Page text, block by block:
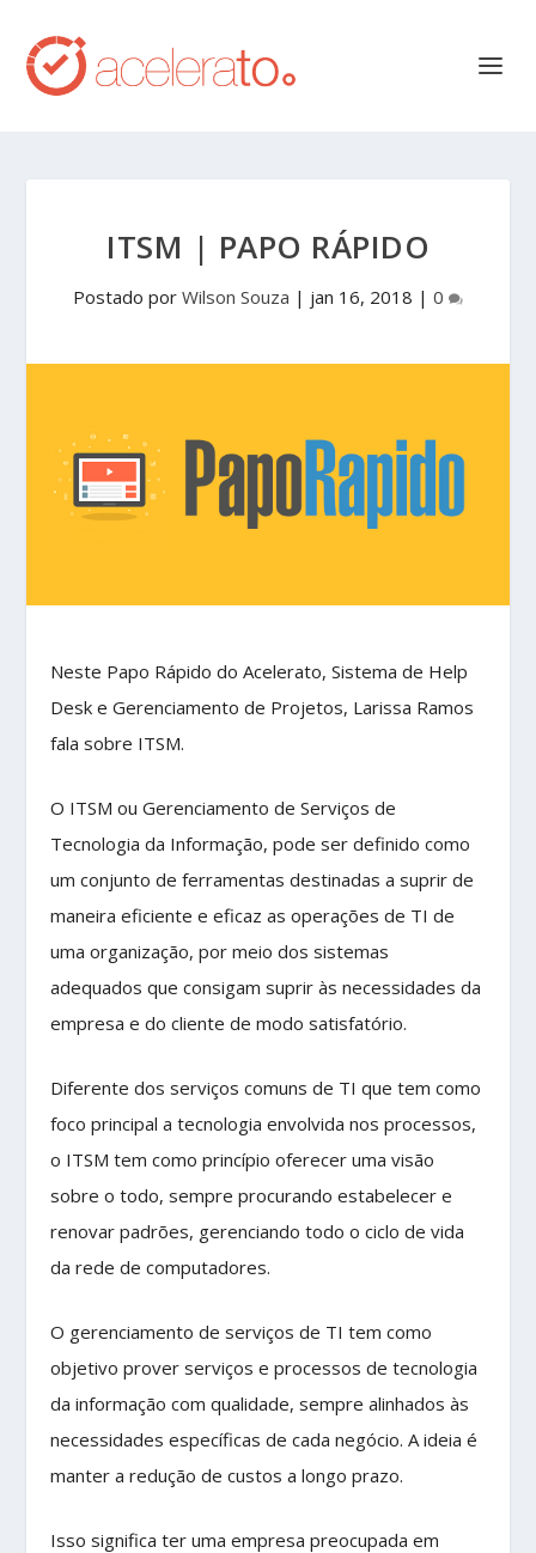
ITSM | PAPO RÁPIDO
Postado por Wilson Souza | jan 16, 2018 | 0
Neste Papo Rápido do Acelerato, Sistema de Help
Desk e Gerenciamento de Projetos, Larissa Ramos
fala sobre ITSM.
O ITSM ou Gerenciamento de Serviços de
Tecnologia da Informação, pode ser definido como
um conjunto de ferramentas destinadas a suprir de
maneira eficiente e eficaz as operações de TI de
uma organização, por meio dos sistemas
adequados que consigam suprir às necessidades da
empresa e do cliente de modo satisfatório.
Diferente dos serviços comuns de TI que tem como
foco principal a tecnologia envolvida nos processos,
o ITSM tem como princípio oferecer uma visão
sobre o todo, sempre procurando estabelecer e
renovar padrões, gerenciando todo o ciclo de vida
da rede de computadores.
O gerenciamento de serviços de TI tem como
objetivo prover serviços e processos de tecnologia
da informação com qualidade, sempre alinhados às
necessidades específicas de cada negócio. A ideia é
manter a redução de custos a longo prazo.
Isso significa ter uma empresa preocupada em